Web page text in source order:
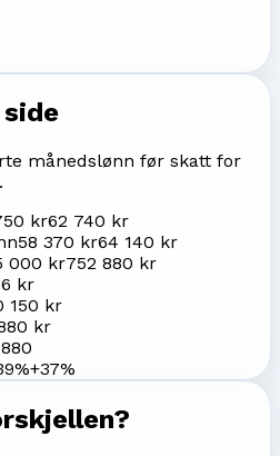
månedslønn før skatt for
kr62 740 kr
58 370 kr64 140 kr
000 kr752 880 kr
kr
150 kr
kr
+37%